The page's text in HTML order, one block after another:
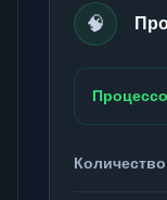
🧠